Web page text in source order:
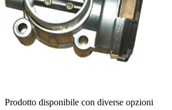
Prodotto disponibile con diverse opzioni